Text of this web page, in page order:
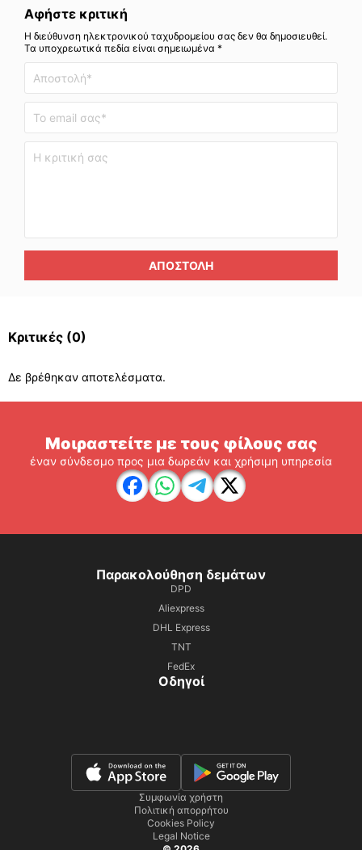
Αφήστε κριτική
Η διεύθυνση ηλεκτρονικού ταχυδρομείου σας δεν θα δημοσιευθεί.
Τα υποχρεωτικά πεδία είναι σημειωμένα *
ΑΠΟΣΤΟΛΉ
Κριτικές (0)
Δε βρέθηκαν αποτελέσματα.
Μοιραστείτε με τους φίλους σας
έναν σύνδεσμο προς μια δωρεάν και χρήσιμη υπηρεσία
Παρακολούθηση δεμάτων
DPD
Aliexpress
DHL Express
TNT
FedEx
Οδηγοί
Συμφωνία χρήστη
Πολιτική απορρήτου
Cookies Policy
Legal Notice